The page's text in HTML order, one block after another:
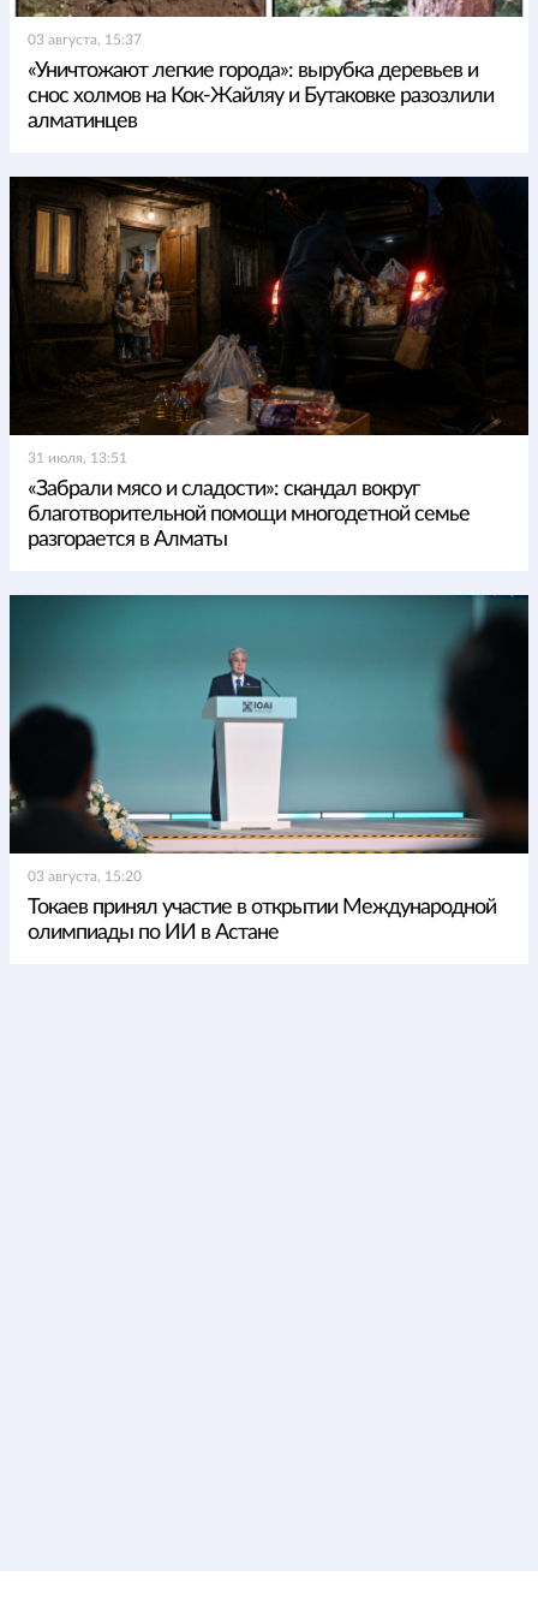
03 августа, 15:37
«Уничтожают легкие города»: вырубка деревьев и
снос холмов на Кок-Жайляу и Бутаковке разозлили
алматинцев
31 июля, 13:51
«Забрали мясо и сладости»: скандал вокруг
благотворительной помощи многодетной семье
разгорается в Алматы
03 августа, 15:20
Токаев принял участие в открытии Международной
олимпиады по ИИ в Астане